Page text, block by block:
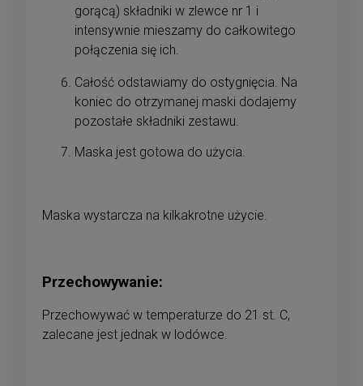
gorącą) składniki w zlewce nr 1 i
intensywnie mieszamy do całkowitego
połączenia się ich.
Całość odstawiamy do ostygnięcia. Na
koniec do otrzymanej maski dodajemy
pozostałe składniki zestawu.
Maska jest gotowa do użycia.
Maska wystarcza na kilkakrotne użycie.
Przechowywanie:
Przechowywać w temperaturze do 21 st. C,
zalecane jest jednak w lodówce.